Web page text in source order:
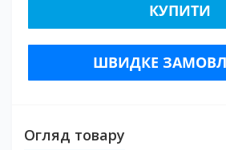
КУПИТИ
ШВИДКЕ
Огляд товару